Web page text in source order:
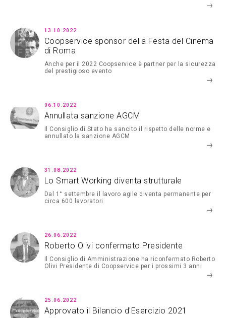
13.10.2022
Coopservice sponsor della Festa del Cinema
di Roma
Anche per il 2022 Coopservice è partner per la sicurezza
del prestigioso evento
06.10.2022
Annullata sanzione AGCM
Il Consiglio di Stato ha sancito il rispetto delle norme e
annullato la sanzione AGCM
31.08.2022
Lo Smart Working diventa strutturale
Dal 1° settembre il lavoro agile diventa permanente per
circa 600 lavoratori
26.06.2022
Roberto Olivi confermato Presidente
Il Consiglio di Amministrazione ha riconfermato Roberto
Olivi Presidente di Coopservice per i prossimi 3 anni
25.06.2022
Approvato il Bilancio d'Esercizio 2021